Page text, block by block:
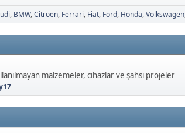
BMW Citroen Ferrari Fiat Ford Honda Volkswagen
malzemeler, cihazlar ve şahsi projeler